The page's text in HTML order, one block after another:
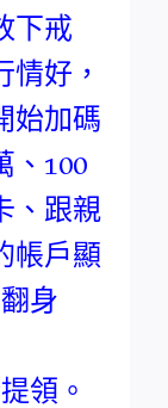
下戒
好，
始加碼
、100
、跟親
帳戶顯
身
領。